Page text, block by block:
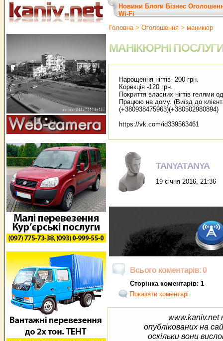
Новини Блоги Бізнес
Wi-Fi
Головна> Оголошення > маникюр
МАНІКЮРНІ
Нарощення нігтів- 200 грн.
Корекція -120 грн.
Покриття власних нігтів гелями
Працюю на дому. (Виїзд до
(+380938475963)(+380502980894)
https://vk.com/id339563461
TANYATANYA
19 січня 2016, 21:36
Всього коментарів: 0
Сторінка коментарів: 1
Показати коментарі
www.kaniv.net
опублікованих на
оскільки вони